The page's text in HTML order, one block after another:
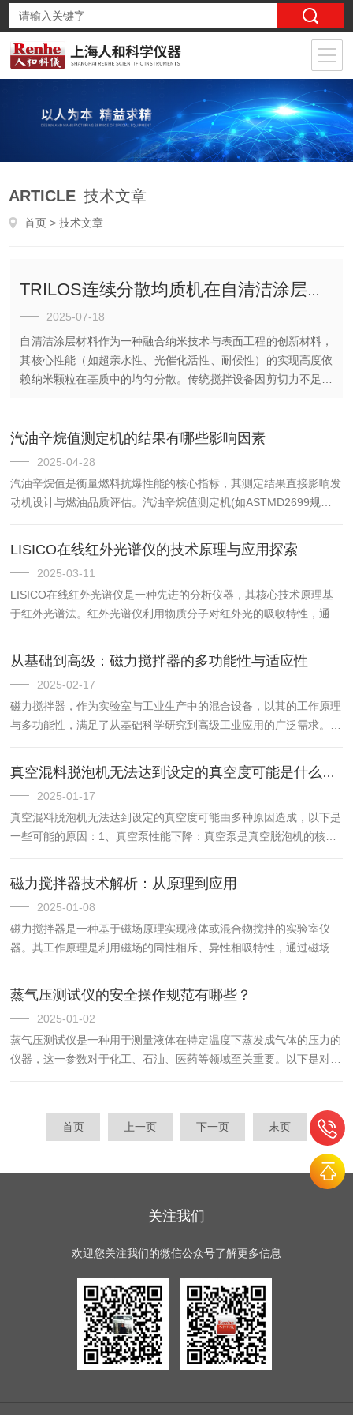
ARTICLE 技术文章
首页 > 技术文章
TRILOS连续分散均质机在自清洁涂层材料制备中的应用
2025-07-18
自清洁涂层材料作为一种融合纳米技术与表面工程的创新材料，
其核心性能（如超亲水性、光催化活性、耐候性）的实现高度依
赖纳米颗粒在基质中的均匀分散。传统搅拌设备因剪切力不足，
汽油辛烷值测定机的结果有哪些影响因素
2025-04-28
汽油辛烷值是衡量燃料抗爆性能的核心指标，其测定结果直接影响发
动机设计与燃油品质评估。汽油辛烷值测定机(如ASTMD2699规定
设计、操作条件、样品处理、环境因素及人为操作等方面展开...
LISICO在线红外光谱仪的技术原理与应用探索
2025-03-11
LISICO在线红外光谱仪是一种先进的分析仪器，其核心技术原理基
于红外光谱法。红外光谱仪利用物质分子对红外光的吸收特性，通过
组成。在技术原理上，LISICO在线红外光谱仪通过红外光...
从基础到高级：磁力搅拌器的多功能性与适应性
2025-02-17
磁力搅拌器，作为实验室与工业生产中的混合设备，以其的工作原理
与多功能性，满足了从基础科学研究到高级工业应用的广泛需求。基
它们通过磁力耦合原理，驱动容器内的磁子旋转，从而实现对液体...
真空混料脱泡机无法达到设定的真空度可能是什么原因？
2025-01-17
真空混料脱泡机无法达到设定的真空度可能由多种原因造成，以下是
一些可能的原因：1、真空泵性能下降：真空泵是真空脱泡机的核心
或故障，都会导致真空度下降。2、密封件老化或损坏：设备的密
封...
磁力搅拌器技术解析：从原理到应用
2025-01-08
磁力搅拌器是一种基于磁场原理实现液体或混合物搅拌的实验室仪
器。其工作原理是利用磁场的同性相斥、异性相吸特性，通过磁场推
目的。磁力搅拌器主要由电机、控制面板、磁子（搅拌子）、容器支
架...
蒸气压测试仪的安全操作规范有哪些？
2025-01-02
蒸气压测试仪是一种用于测量液体在特定温度下蒸发成气体的压力的
仪器，这一参数对于化工、石油、医药等领域至关重要。以下是对测
首页
上一页 下一页 末页
关注我们
欢迎您关注我们的微信公众号了解更多信息